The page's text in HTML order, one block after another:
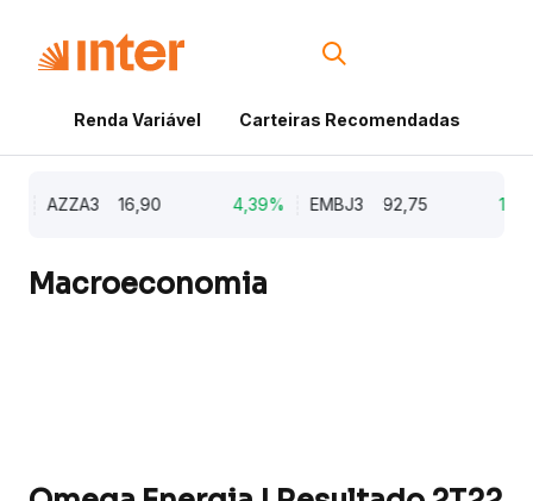
Renda Variável Carteiras Recomendadas
AZZA3 16,90 4,39% EMBJ3 92,75 1,20%
Macroeconomia